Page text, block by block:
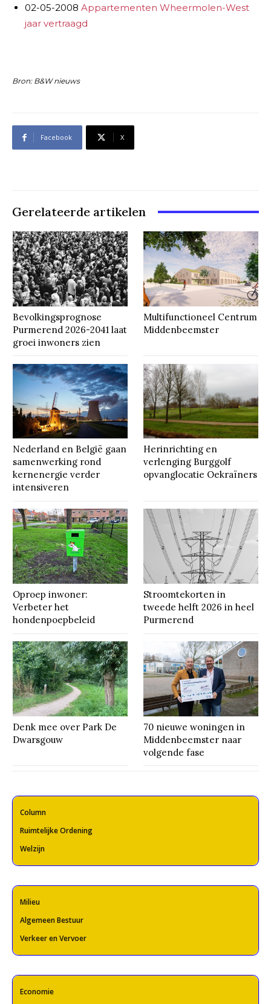
02-05-2008 Appartementen Wheermolen-West
jaar vertraagd
Bron: B&W nieuws
Facebook X
Gerelateerde artikelen
Bevolkingsprognose
Purmerend 2026-2041 laat
groei inwoners zien
Multifunctioneel Centrum
Middenbeemster
Nederland en België gaan
samenwerking rond
kernenergie verder
intensiveren
Herinrichting en
verlenging Burggolf
opvanglocatie Oekraïners
Oproep inwoner:
Verbeter het
hondenpoepbeleid
Stroomtekorten in
tweede helft 2026 in heel
Purmerend
Denk mee over Park De
Dwarsgouw
70 nieuwe woningen in
Middenbeemster naar
volgende fase
Column
Ruimtelijke Ordening
Welzijn
Milieu
Algemeen Bestuur
Verkeer en Vervoer
Economie